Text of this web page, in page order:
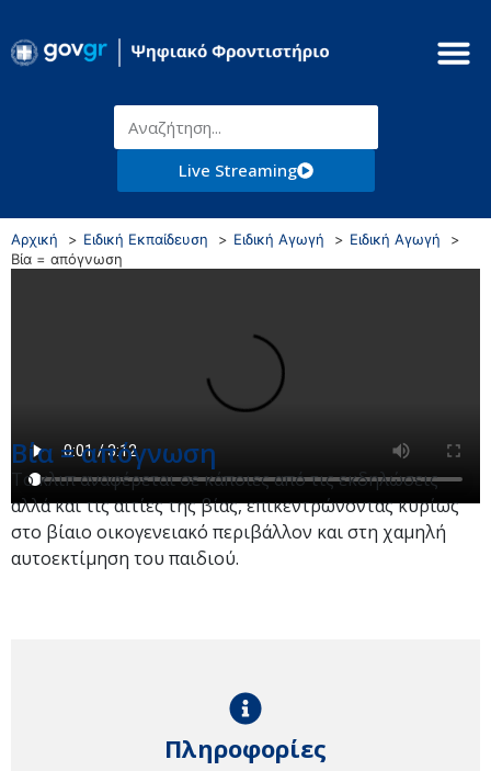
Live Streaming
Αρχική Ειδική Εκπαίδευση Ειδική Αγωγή
Ειδική Αγωγή
Βία = απόγνωση
Βία = απόγνωση
Το κλιπ αναφέρεται σε κάποιες από τις εκδηλώσεις
αλλά και τις αιτίες της βίας, επικεντρώνοντας κυρίως
στο βίαιο οικογενειακό περιβάλλον και στη χαμηλή
αυτοεκτίμηση του παιδιού.
Πληροφορίες